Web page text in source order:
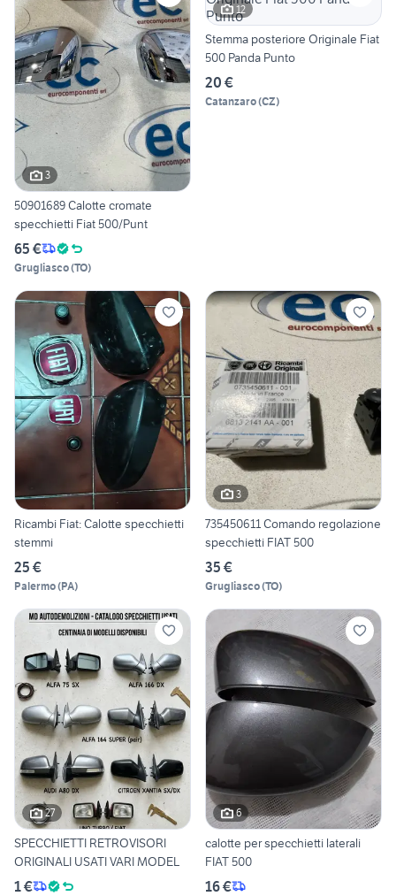
3
50901689 Calotte cromate
specchietti Fiat 500/Punt
65 €
Grugliasco(TO)
12
Stemma posteriore Originale Fiat
500 Panda Punto
20 €
Catanzaro(CZ)
Ricambi Fiat: Calotte specchietti
stemmi
25 €
Palermo(PA)
3
735450611 Comando regolazione
specchietti FIAT 500
35 €
Grugliasco(TO)
27
SPECCHIETTI RETROVISORI
ORIGINALI USATI VARI MODEL
1 €
6
calotte per specchietti laterali
FIAT 500
16 €